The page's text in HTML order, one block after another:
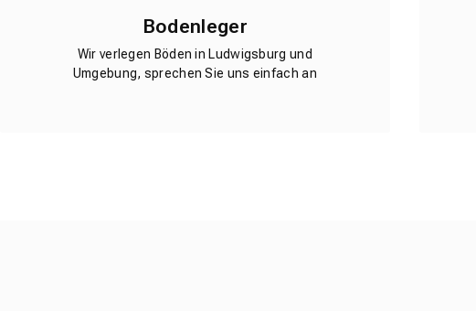
Bodenleger
Wir verlegen Böden in Ludwigsburg und
Umgebung, sprechen Sie uns einfach an